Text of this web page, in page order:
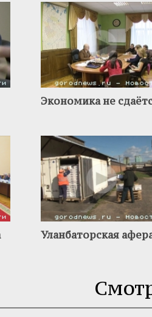
Экономика не
Уланбаторская